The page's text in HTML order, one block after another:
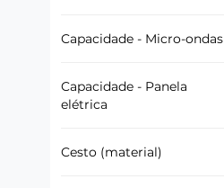
Capacidade - Micro-ondas
35-45 litros
Capacidade - Panela
elétrica
Cesto (material)